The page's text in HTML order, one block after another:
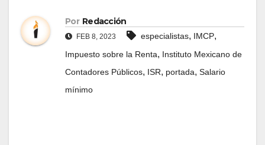
Por Redacción
FEB 8, 2023 especialistas, IMCP,
Impuesto sobre la Renta, Instituto Mexicano de
Contadores Públicos, ISR, portada, Salario
mínimo